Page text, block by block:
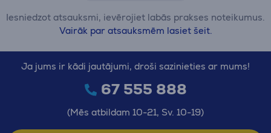
Iesniedzot atsauksmi, ievērojiet labās prakses noteikumus.
Vairāk par atsauksmēm lasiet šeit.
Ja jums ir kādi jautājumi, droši sazinieties ar mums!
67 555 888
(Mēs atbildam 10-21, Sv. 10-19)